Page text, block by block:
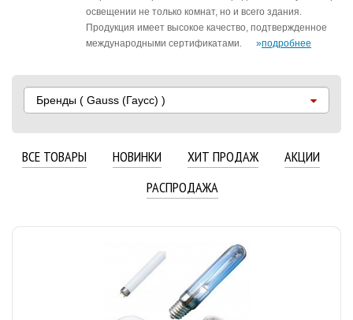
освещении не только комнат, но и всего здания.
Продукция имеет высокое качество, подтвержденное
международными сертификатами.
подробнее
Бренды ( Gauss (Гаусс) )
ВСЕ ТОВАРЫ НОВИНКИ ХИТ ПРОДАЖ
АКЦИИ
РАСПРОДАЖА